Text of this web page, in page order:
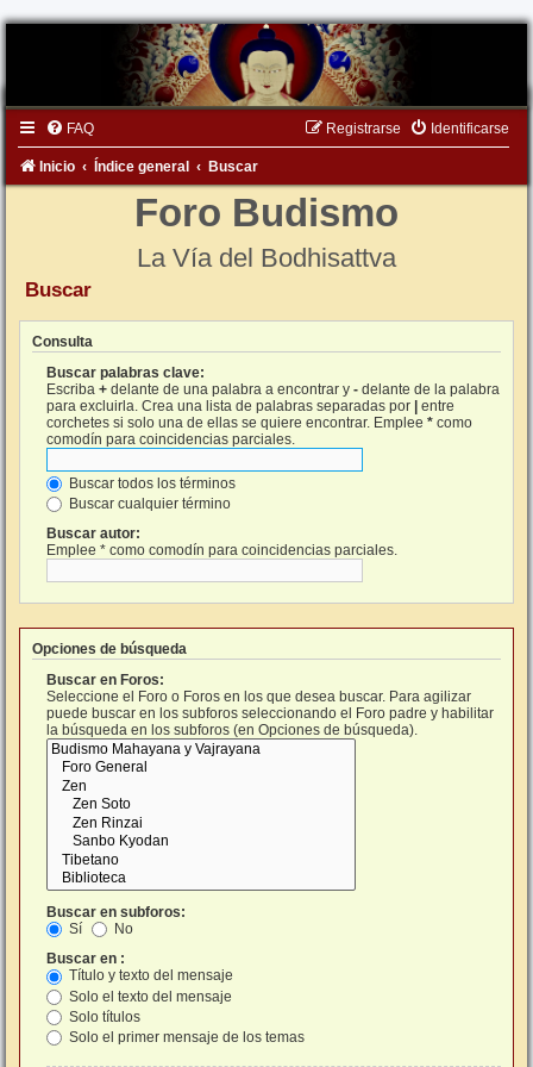
FAQ Identificarse
Registrarse
Inicio Índice general Buscar
Foro Budismo
La Vía del Bodhisattva
Buscar
Consulta
Buscar palabras clave:
Escriba + delante de una palabra a encontrar y - delante de la palabra
para excluirla. Crea una lista de palabras separadas por | entre
corchetes si solo una de ellas se quiere encontrar. Emplee * como
comodín para coincidencias parciales.
Buscar todos los términos
Buscar cualquier término
Buscar autor:
Emplee * como comodín para coincidencias parciales.
Opciones de búsqueda
Buscar en Foros:
Seleccione el Foro o Foros en los que desea buscar. Para agilizar
puede buscar en los subforos seleccionando el Foro padre y habilitar
la búsqueda en los subforos (en Opciones de búsqueda).
Buscar en subforos:
Sí
No
Buscar en :
Título y texto del mensaje
Solo el texto del mensaje
Solo títulos
Solo el primer mensaje de los temas